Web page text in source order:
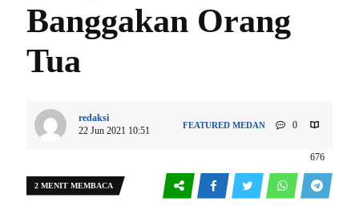
Banggakan Orang
Tua
redaksi
22 Jun 2021 10:51
FEATURED MEDAN 0
676
2 MENIT MEMBACA